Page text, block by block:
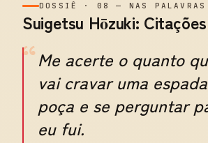
DOSSIÊ · 08 — NAS
Suigetsu Hōzuki:
“Me acerte o quanto
vai cravar uma
poça e se perguntar
eu fui.